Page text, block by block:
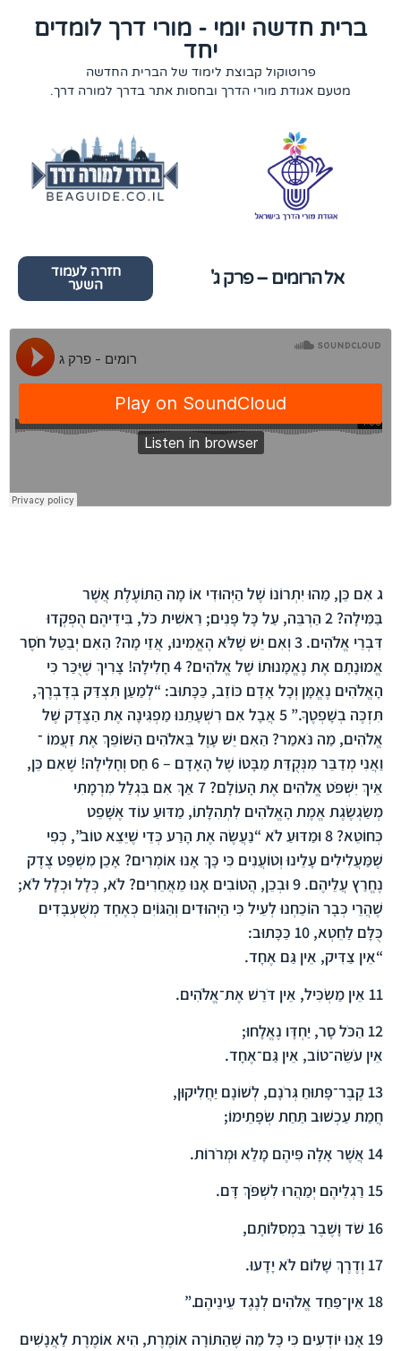
ברית חדשה יומי - מורי דרך לומדים
יחד
פרוטוקול קבוצת לימוד של הברית החדשה
מטעם אגודת מורי הדרך ובחסות אתר בדרך למורה דרך.
אל הרומים – פרק ג'
חזרה לעמוד
השער
ג אִם כֵּן, מַהוּ יִתְרוֹנוֹ שֶׁל הַיְּהוּדִי אוֹ מָה הַתּוֹעֶלֶת אֲשֶׁר
בַּמִּילָה? 2 הַרְבֵּה, עַל כָּל פָּנִים; רֵאשִׁית כֹּל, בִּידֵיהֶם הֻפְקְדוּ
דִּבְרֵי אֱלֹהִים. 3וְאִם יֵשׁ שֶׁלֹּא הֶאֱמִינוּ, אֲזַי מָה? הַאִם יְבַטֵּל חֹסֶר
אֱמוּנָתָם אֶת נֶאֱמָנוּתוֹ שֶׁל אֱלֹהִים? 4חָלִילָה! צָרִיךְ שֶׁיֻּכַּר כִּי
הָאֱלֹהִים נֶאֱמָן וְכָל אָדָם כּוֹזֵב, כַּכָּתוּב: “לְמַעַן תִּצְדַּק בְּדָבְרֶךָ,
תִּזְכֶּה בְשָׁפְטֶךָ.” 5 אֲבָל אִם רִשְׁעָתֵנוּ מַפְגִּינָה אֶת הַצֶּדֶק שֶׁל
אֱלֹהִים, מַה נֹּאמַר? הַאִם יֵשׁ עָוֶל בֵּאלֹהִים הַשּׁוֹפֵךְ אֶת זַעֲמוֹ ־
וַאֲנִי מְדַבֵּר מִנְּקֻדַּת מַבָּטוֹ שֶׁל הָאָדָם –6חַס וְחָלִילָה! שֶׁאִם כֵּן,
אֵיךְ יִשְׁפֹּט אֱלֹהִים אֶת הָעוֹלָם? 7 אַךְ אִם בִּגְלַל מִרְמָתִי
מְשַׂגְשֶׂגֶת אֱמֶת הָאֱלֹהִים לִתְהִלָּתוֹ, מַדּוּעַ עוֹד אֶשָּׁפֵט
כְּחוֹטֵא? 8וּמַדּוּעַ לֹא “נַעֲשֶׂה אֶת הָרַע כְּדֵי שֶׁיֵּצֵא טוֹב”, כְּפִי
שֶׁמַּעֲלִילִים עָלֵינוּ וְטוֹעֲנִים כִּי כָּךְ אָנוּ אוֹמְרִים? אָכֵן מִשְׁפַּט צֶדֶק
נֶחֱרַץ עֲלֵיהֶם. 9וּבְכֵן, הֲטוֹבִים אָנוּ מֵאֲחֵרִים? לֹא, כְּלָל וּכְלָל לֹא;
שֶׁהֲרֵי כְּבָר הוֹכַחְנוּ לְעֵיל כִּי הַיְּהוּדִים וְהַגּוֹיִם כְּאֶחָד מְשֻׁעְבָּדִים
כֻּלָּם לַחֵטְא, 10 כַּכָּתוּב:
“אֵין צַדִּיק, אֵין גַּם אֶחָד.
11 אֵין מַשְׂכִּיל, אֵין דֹּרֵשׁ אֶת־אֱלֹהִים.
12 הַכֹּל סָר, יַחְדָּו נֶאֱלָחוּ;
אֵין עֹשֵׂה־טוֹב, אֵין גַּם־אֶחָד.
13קֶבֶר־פָּתוּחַ גְּרֹנָם, לְשׁוֹנָם יַחֲלִיקוּן,
חֲמַת עַכְשׁוּב תַּחַת שְׂפָתֵימוֹ;
14 אֲשֶׁר אָלָה פִּיהֶם מָלֵא וּמְרֹרוֹת.
15 רַגְלֵיהֶם יְמַהֲרוּ לִשְׁפֹּךְ דָּם.
16 שֹׁד וָשֶׁבֶר בִּמְסִלּוֹתָם,
17וְדֶרֶךְ שָׁלוֹם לֹא יָדָעוּ.
18 אֵין־פַּחַד אֱלֹהִים לְנֶגֶד עֵינֵיהֶם.”
19 אָנוּ יוֹדְעִים כִּי כָּל מַה שֶּׁהַתּוֹרָה אוֹמֶרֶת, הִיא אוֹמֶרֶת לַאֲנָשִׁים